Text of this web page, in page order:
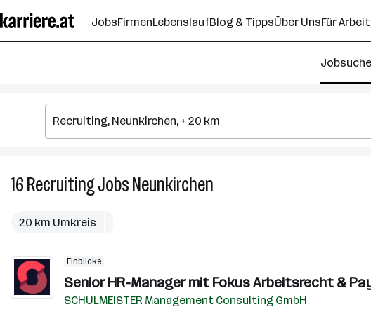
Seiteninhalt
springen
JobsFirmenLebenslaufBlog & TippsÜber UnsFür
Jobsuche
16RecruitingJobsNeunkirchen
20 km Umkreis
Einblicke
Senior HR-Manager mit Fokus Arbeitsrecht &
SCHULMEISTER Management Consulting GmbH